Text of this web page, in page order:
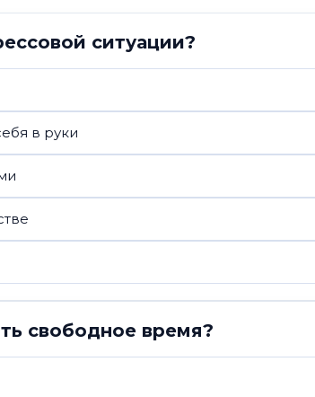
ситуации?
в руки
свободное время?